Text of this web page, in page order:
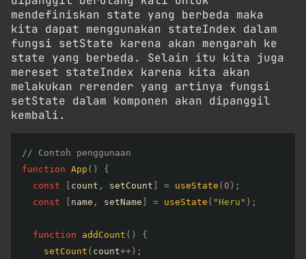
mendefiniskan state yang berbeda maka
kita dapat menggunakan stateIndex dalam
fungsi setState karena akan mengarah ke
state yang berbeda. Selain itu kita juga
mereset stateIndex karena kita akan
melakukan rerender yang artinya fungsi
setState dalam komponen akan dipanggil
kembali.
// Contoh penggunaan
function App ( )
{
const
count , setCount = useState ( 0 ) ;
const
name , setName = useState ( "Heru" ) ;
function addCount ( )
{
setCount ( count++ ) ;